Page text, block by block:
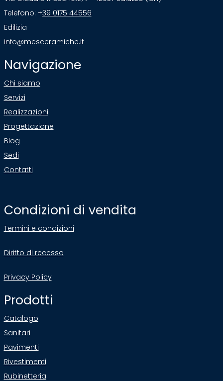
Telefono: +39 0175 44556
Edilizia
info@mesceramiche.it
Navigazione
Chi siamo
Servizi
Realizzazioni
Progettazione
Blog
Sedi
Contatti
Condizioni di vendita
Termini e condizioni
Diritto di recesso
Privacy Policy
Prodotti
Catalogo
Sanitari
Pavimenti
Rivestimenti
Rubinetteria